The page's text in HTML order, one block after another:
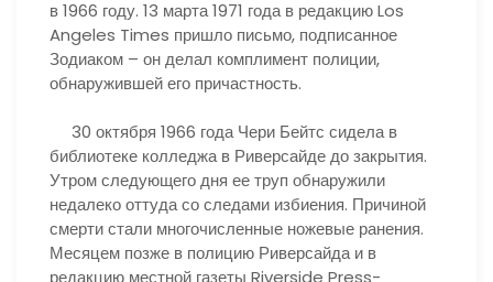
в 1966 году. 13 марта 1971 года в редакцию Los
Angeles Times пришло письмо, подписанное
Зодиаком – он делал комплимент полиции,
обнаружившей его причастность.
30 октября 1966 года Чери Бейтс сидела в
библиотеке колледжа в Риверсайде до закрытия.
Утром следующего дня ее труп обнаружили
недалеко оттуда со следами избиения. Причиной
смерти стали многочисленные ножевые ранения.
Месяцем позже в полицию Риверсайда и в
редакцию местной газеты Riverside Press-